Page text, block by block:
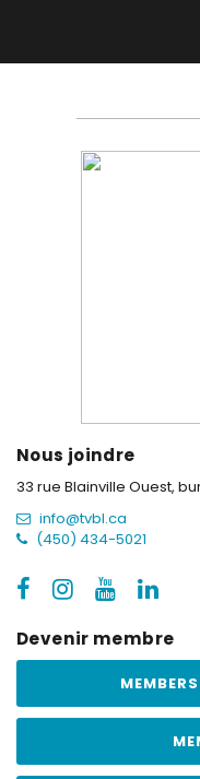
Nous joindre
33 rue Blainville Ouest,
info@tvbl.ca
(450) 434-5021
Devenir membre